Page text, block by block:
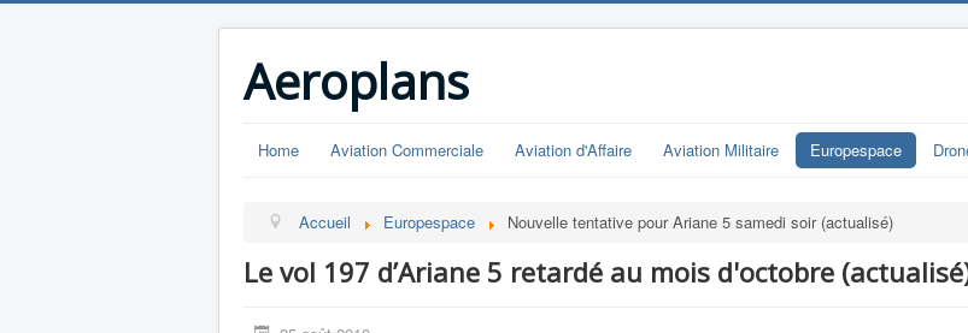
Aeroplans
Home Aviation Commerciale Aviation d'Affaire Aviation Militaire Europespace
Accueil Europespace Nouvelle tentative pour Ariane 5 samedi soir (actualisé)
Le vol 197 d’Ariane 5 retardé au mois d'octobre